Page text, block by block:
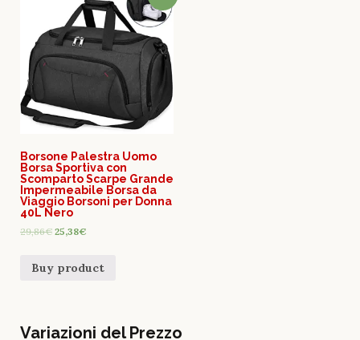
Borsone Palestra Uomo
Borsa Sportiva con
Scomparto Scarpe Grande
Impermeabile Borsa da
Viaggio Borsoni per Donna
40L Nero
29,86€ 25,38€
Buy product
Variazioni del Prezzo